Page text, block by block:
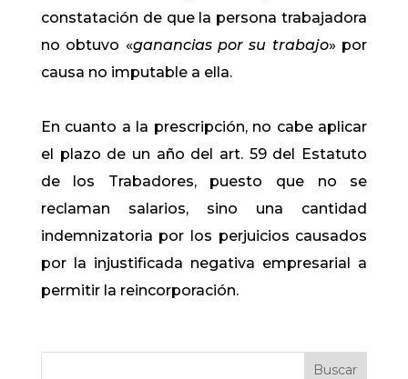
constatación de que la persona trabajadora
no obtuvo «ganancias por su trabajo» por
causa no imputable a ella.
En cuanto a la prescripción, no cabe aplicar
el plazo de un año del art. 59 del Estatuto
de los Trabadores, puesto que no se
reclaman salarios, sino una cantidad
indemnizatoria por los perjuicios causados
por la injustificada negativa empresarial a
permitir la reincorporación.
Buscar